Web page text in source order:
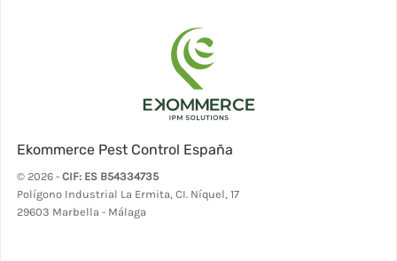
Ekommerce Pest Control España
© 2026 -CIF: ES B54334735
Polígono Industrial La Ermita, CI. Níquel, 17
29603 Marbella - Málaga